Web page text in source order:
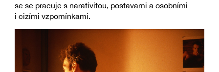
se se pracuje s narativitou, postavami a osobními
i cizími vzpomínkami.